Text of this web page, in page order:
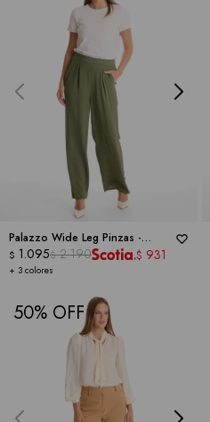
Palazzo Wide Leg Pinzas -
NINETY CLOTHING
+ 3 colores
$ 1.095$ 2.190 $ 931
50